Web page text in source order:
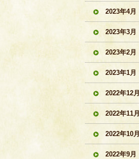
2023年4月
2023年3月
2023年2月
2023年1月
2022年12月
2022年11月
2022年10月
2022年9月